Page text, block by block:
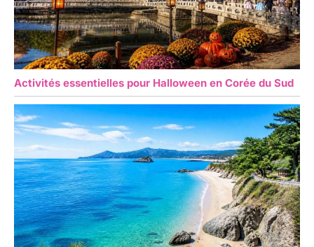
Activités essentielles pour Halloween en Corée du Sud